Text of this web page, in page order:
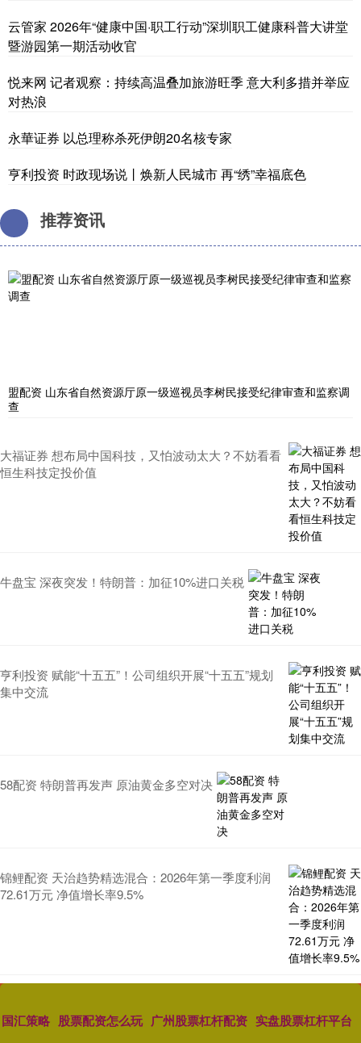
云管家 2026年“健康中国·职工行动”深圳职工健康科普大讲堂
暨游园第一期活动收官
悦来网 记者观察：持续高温叠加旅游旺季 意大利多措并举应
对热浪
永華证券 以总理称杀死伊朗20名核专家
亨利投资 时政现场说丨焕新人民城市 再“绣”幸福底色
推荐资讯
盟配资 山东省自然资源厅原一级巡视员李树民接受纪律审查和监察调
查
大福证券 想布局中国科技，又怕波动太大？不妨看看
恒生科技定投价值
牛盘宝 深夜突发！特朗普：加征10%进口关税
亨利投资 赋能“十五五”！公司组织开展“十五五”规划
集中交流
58配资 特朗普再发声 原油黄金多空对决
锦鲤配资 天治趋势精选混合：2026年第一季度利润
72.61万元 净值增长率9.5%
国汇策略 股票配资怎么玩 广州股票杠杆配资 实盘股票杠杆平台